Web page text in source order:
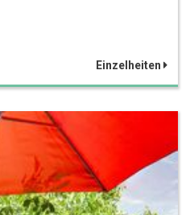
Einzelheiten